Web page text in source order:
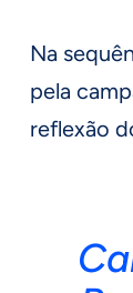
Na
pela
reflexão